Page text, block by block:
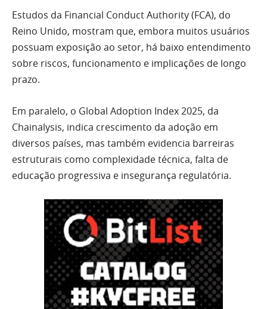
Estudos da Financial Conduct Authority (FCA), do
Reino Unido, mostram que, embora muitos usuários
possuam exposição ao setor, há baixo entendimento
sobre riscos, funcionamento e implicações de longo
prazo.
Em paralelo, o Global Adoption Index 2025, da
Chainalysis, indica crescimento da adoção em
diversos países, mas também evidencia barreiras
estruturais como complexidade técnica, falta de
educação progressiva e insegurança regulatória.